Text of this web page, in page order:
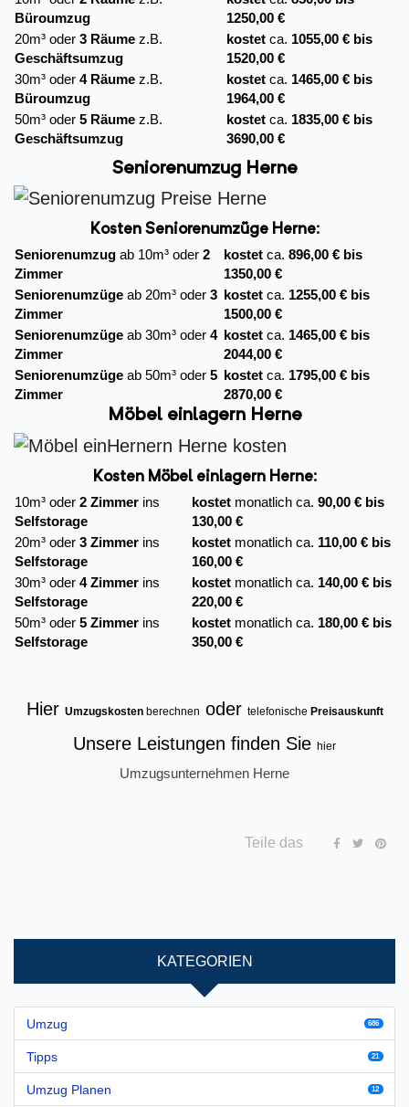
Büroumzug
1250,00 €
20m³ oder 3 Räume z.B.
Geschäftsumzug
kostet ca. 1055,00 € bis
1520,00 €
30m³ oder 4 Räume z.B.
Büroumzug
kostet ca. 1465,00 € bis
1964,00 €
50m³ oder 5 Räume z.B.
Geschäftsumzug
kostet ca. 1835,00 € bis
3690,00 €
Seniorenumzug Herne
Kosten Seniorenumzüge Herne:
Seniorenumzug ab 10m³ oder 2
Zimmer
kostet ca. 896,00 € bis
1350,00 €
Seniorenumzüge ab 20m³ oder 3
Zimmer
kostet ca. 1255,00 € bis
1500,00 €
Seniorenumzüge ab 30m³ oder 4
Zimmer
kostet ca. 1465,00 € bis
2044,00 €
Seniorenumzüge ab 50m³ oder 5
Zimmer
kostet ca. 1795,00 € bis
2870,00 €
Möbel einlagern Herne
Kosten Möbel einlagern Herne:
10m³ oder 2 Zimmer ins
Selfstorage
kostet monatlich ca. 90,00 € bis
130,00 €
20m³ oder 3 Zimmer ins
Selfstorage
kostet monatlich ca. 110,00 € bis
160,00 €
30m³ oder 4 Zimmer ins
Selfstorage
kostet monatlich ca. 140,00 € bis
220,00 €
50m³ oder 5 Zimmer ins
Selfstorage
kostet monatlich ca. 180,00 € bis
350,00 €
Hier Umzugskostenberechnen oder telefonische Preisauskunft
Unsere Leistungen finden Sie hier
Umzugsunternehmen Herne
Teile das
KATEGORIEN
Umzug 686
Tipps 21
Umzug Planen 12